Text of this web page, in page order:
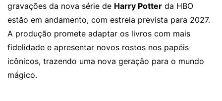
gravações da nova série de Harry Potter da HBO
estão em andamento, com estreia prevista para 2027.
A produção promete adaptar os livros com mais
fidelidade e apresentar novos rostos nos papéis
icônicos, trazendo uma nova geração para o mundo
mágico.